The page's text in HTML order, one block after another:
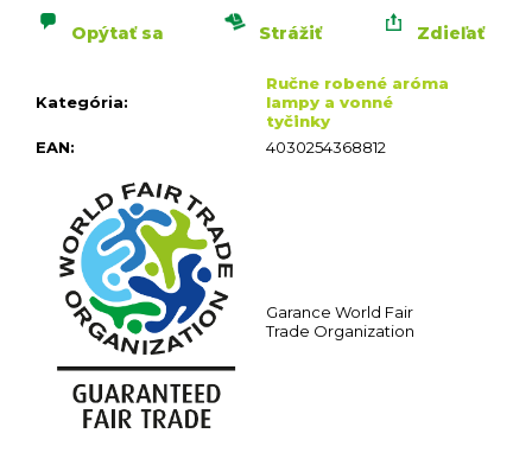
Kategória:
Ručne robené aróma
lampy a vonné
tyčinky
EAN: 4030254368812
Garance World Fair
Trade Organization
Opýtať sa Strážiť Zdieľať
?
HĽADAŤ